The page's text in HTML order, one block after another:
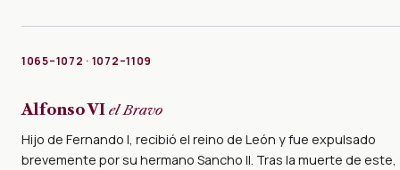
1065–1072 · 1072–1109
Alfonso VI el Bravo
Hijo de Fernando I, recibió el reino de León y fue expulsado
brevemente por su hermano Sancho II. Tras la muerte de este,